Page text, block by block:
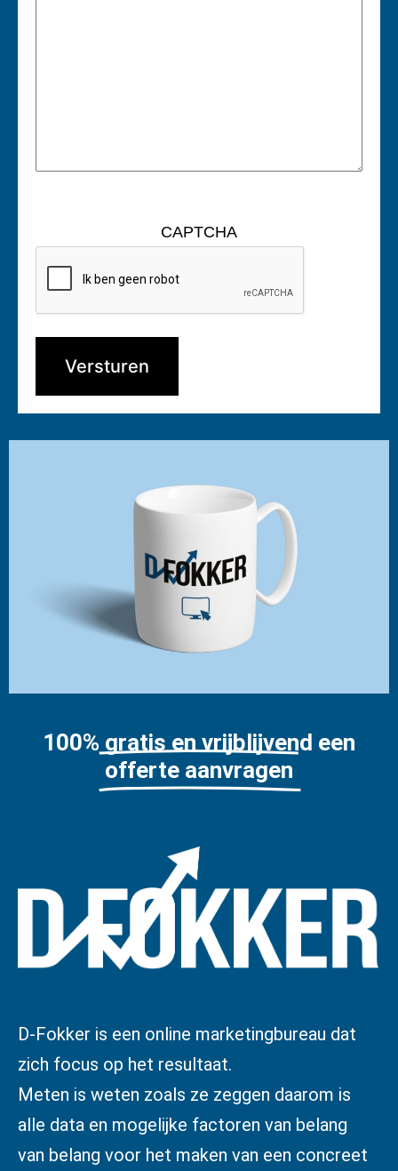
CAPTCHA
Versturen
100% gratis en vrijblijvend een
offerte aanvragen
D-Fokker is een online marketingbureau dat
zich focus op het resultaat.
Meten is weten zoals ze zeggen daarom is
alle data en mogelijke factoren van belang
van belang voor het maken van een concreet